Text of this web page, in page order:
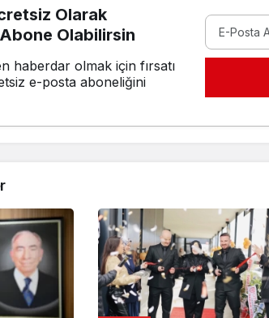
Olarak
Olabilirsin
haberdar olmak için fırsatı
e-posta aboneliğini